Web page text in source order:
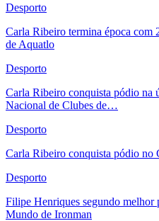
Desporto
Carla Ribeiro termina época com
de Aquatlo
Desporto
Carla Ribeiro conquista pódio na
Nacional de Clubes de…
Desporto
Carla Ribeiro conquista pódio no
Desporto
Filipe Henriques segundo melhor
Mundo de Ironman